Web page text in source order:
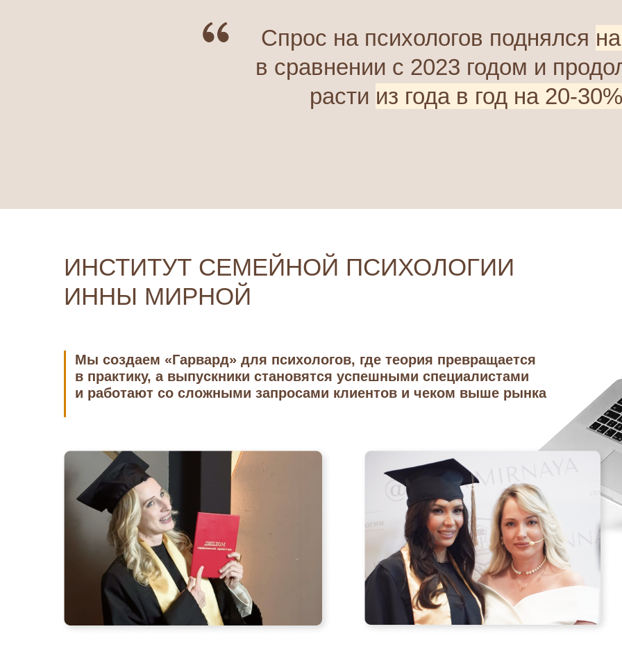
Спрос на психологов поднялся
в сравнении с 2023 годом и
расти из года в год на 20-30%
и продолжает расти
из года в год на 20-30%
ИНСТИТУТ СЕМЕЙНОЙ ПСИХОЛОГИИ
ИННЫ МИРНОЙ
Мы создаем «Гарвард» для психологов, где теория превращается
в практику, а выпускники становятся успешными специалистами
и работают со сложными запросами клиентов и чеком выше рынка
ИНСТИТУТЕ УЧАТСЯ
100+ СТУДЕНТОВ
ИЗ 20 СТРАН МИРА